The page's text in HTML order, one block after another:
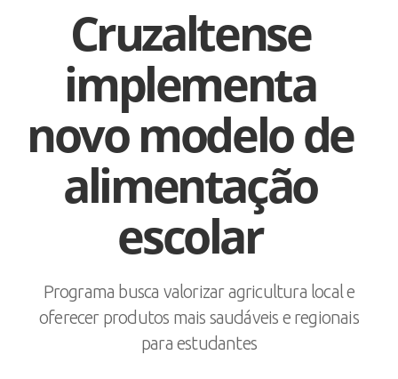
Cruzaltense
implementa
novo modelo de
alimentação
escolar
Programa busca valorizar agricultura local e
oferecer produtos mais saudáveis e regionais
para estudantes